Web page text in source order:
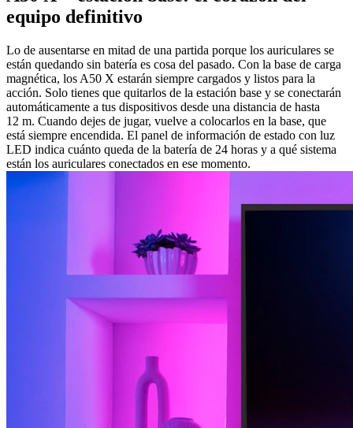
equipo definitivo
Lo de ausentarse en mitad de una partida porque los auriculares se
están quedando sin batería es cosa del pasado. Con la base de carga
magnética, los A50 X estarán siempre cargados y listos para la
acción. Solo tienes que quitarlos de la estación base y se conectarán
automáticamente a tus dispositivos desde una distancia de hasta
12 m. Cuando dejes de jugar, vuelve a colocarlos en la base, que
está siempre encendida. El panel de información de estado con luz
LED indica cuánto queda de la batería de 24 horas y a qué sistema
están los auriculares conectados en ese momento.